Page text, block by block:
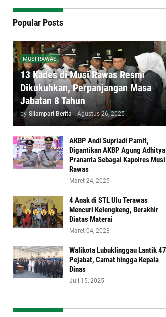
Popular Posts
MUSI RAWAS
13 Kades di Musi Rawas Resmi
Dikukuhkan, Perpanjangan Masa
Jabatan 8 Tahun
by Silampari Berita - Agustus 26, 2025
AKBP Andi Supriadi Pamit,
Digantikan AKBP Agung Adhitya
Prananta Sebagai Kapolres Musi
Rawas
Maret 24, 2025
4 Anak di STL Ulu Terawas
Mencuri Kelengkeng, Berakhir
Diatas Materai
Maret 04, 2023
Walikota Lubuklinggau Lantik 47
Pejabat, Camat hingga Kepala
Dinas
Juli 15, 2025